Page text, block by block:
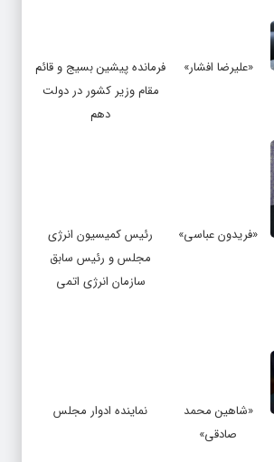
«علیرضا افشار»
فرمانده پیشین بسیج و قائم
مقام وزیر کشور در دولت
دهم
«فریدون عباسی»
رئیس کمیسیون انرژی
مجلس و رئیس سابق
سازمان انرژی اتمی
«شاهین محمد
صادقی»
نماینده ادوار مجلس